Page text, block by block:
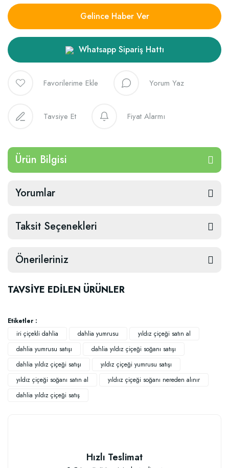
Gelince Haber Ver
Whatsapp Sipariş Hattı
Yorum Yaz
Tavsiye Et Fiyat Alarmı
Ürün Bilgisi
Yorumlar
Taksit Seçenekleri
Önerileriniz
TAVSİYE EDİLEN ÜRÜNLER
Etiketler :
iri çiçekli dahlia
dahlia yumrusu
yıldız çiçeği satın al
dahlia yumrusu satışı
dahlia yıldız çiçeği soğanı satışı
dahlia yıldız çiçeği satışı
yıldız çiçeği yumrusu satışı
yıldız çiçeği soğanı satın al
yıldıız çiçeği soğanı nereden alınır
dahlia yıldız çiçeği satış
Hızlı Teslimat